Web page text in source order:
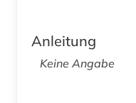
Anleitung
Keine Angabe